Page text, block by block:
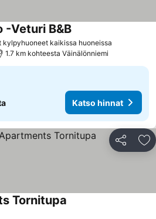
kylpyhuoneet kaikissa huoneissa
-Veturi B&BKatso hinnat
1.7 km kohteesta Väinälönniemi
Katso hinnat
Jaa
Tornitupa